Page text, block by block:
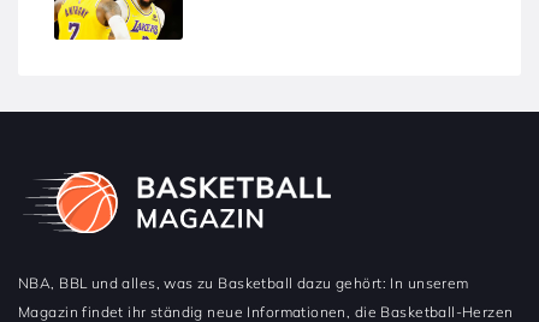
NBA, BBL und alles, was zu Basketball dazu gehört: In unserem
Magazin findet ihr ständig neue Informationen, die Basketball-Herzen